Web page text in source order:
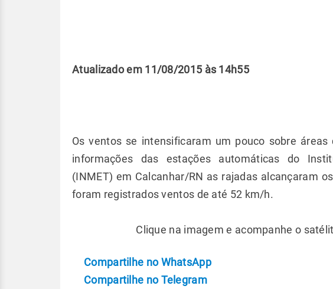
Atualizado em 11/08/2015 às 14h55
Os ventos se intensificaram um pouco sobre
informações das estações automáticas do
(INMET) em Calcanhar/RN as rajadas alcançaram
foram registrados ventos de até 52 km/h.
Clique na imagem e acompanhe o
Compartilhe no WhatsApp
Compartilhe no Telegram